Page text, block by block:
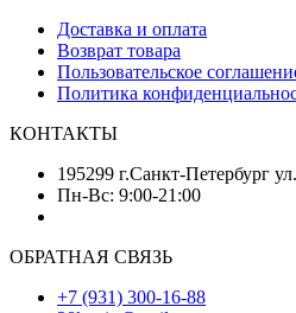
Доставка и оплата
Возврат товара
Пользовательское
Политика
КОНТАКТЫ
Пн-Вс: 9:00-21:00
ОБРАТНАЯ СВЯЗЬ
+7 (931) 300-16-88